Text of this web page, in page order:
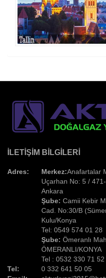
İLETIŞIM BILGILERI
Adres: Merkez:Anafartalar
Uçarhan No: 5 /
Ankara
Şube: Camii Kebir
Cad. No:30/B
Kulu/Konya
Tel: 0549 574 01 28
Şube: Ömeranlı
ÖMERANLI/KONYA
Tel : 0532 330 71 52
Tel:
0 332 641 50 05